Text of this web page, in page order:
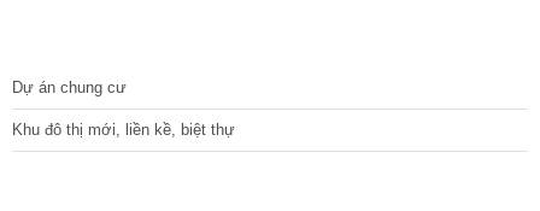
Dự án chung cư
Khu đô thị mới, liền kề, biệt thự